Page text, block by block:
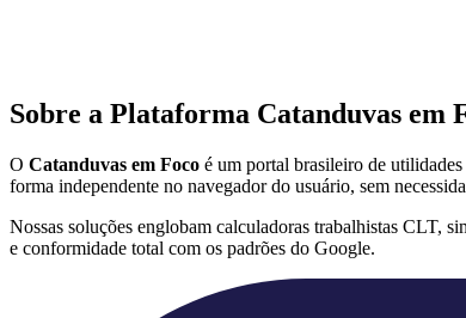
Sobre a Plataforma Catanduvas em
O Catanduvas em Foco é um portal brasileiro de
forma independente no navegador do usuário, sem
Nossas soluções englobam calculadoras trabalhistas CLT,
e conformidade total com os padrões do Google.